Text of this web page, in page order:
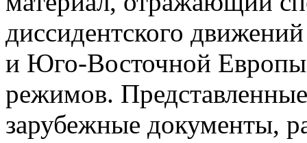
диссидентского
и Юго-Восточной Европы
режимов.
зарубежные документы,